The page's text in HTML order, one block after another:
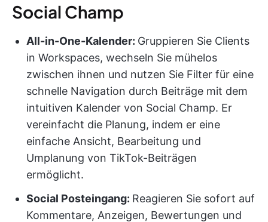
Social Champ
All-in-One-Kalender: Gruppieren Sie Clients
in Workspaces, wechseln Sie mühelos
zwischen ihnen und nutzen Sie Filter für eine
schnelle Navigation durch Beiträge mit dem
intuitiven Kalender von Social Champ. Er
vereinfacht die Planung, indem er eine
einfache Ansicht, Bearbeitung und
Umplanung von TikTok-Beiträgen
ermöglicht.
Social Posteingang: Reagieren Sie sofort auf
Kommentare, Anzeigen, Bewertungen und